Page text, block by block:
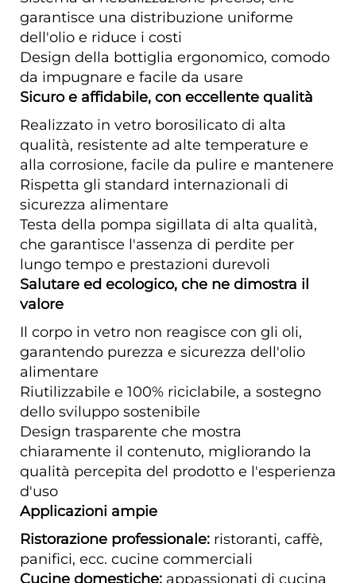
garantisce una distribuzione uniforme
dell'olio e riduce i costi
Design della bottiglia ergonomico, comodo
da impugnare e facile da usare
Sicuro e affidabile, con eccellente qualità
Realizzato in vetro borosilicato di alta
qualità, resistente ad alte temperature e
alla corrosione, facile da pulire e mantenere
Rispetta gli standard internazionali di
sicurezza alimentare
Testa della pompa sigillata di alta qualità,
che garantisce l'assenza di perdite per
lungo tempo e prestazioni durevoli
Salutare ed ecologico, che ne dimostra il
valore
Il corpo in vetro non reagisce con gli oli,
garantendo purezza e sicurezza dell'olio
alimentare
Riutilizzabile e 100% riciclabile, a sostegno
dello sviluppo sostenibile
Design trasparente che mostra
chiaramente il contenuto, migliorando la
qualità percepita del prodotto e l'esperienza
d'uso
Applicazioni ampie
Ristorazione professionale: ristoranti, caffè,
panifici, ecc. cucine commerciali
Cucine domestiche: appassionati di cucina